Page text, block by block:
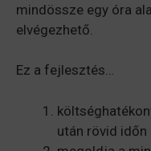
mindössze egy óra
elvégezhető.
Ez a fejlesztés…
után rövid időn